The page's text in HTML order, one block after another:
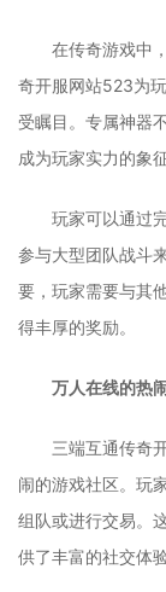
在传奇游戏中
奇开服网站523为
受瞩目。专属神器
成为玩家实力的象征
玩家可以通过
参与大型团队战斗
要，玩家需要与其
得丰厚的奖励。
万人在线的热
三端互通传奇
闹的游戏社区。玩
组队或进行交易。
供了丰富的社交体验